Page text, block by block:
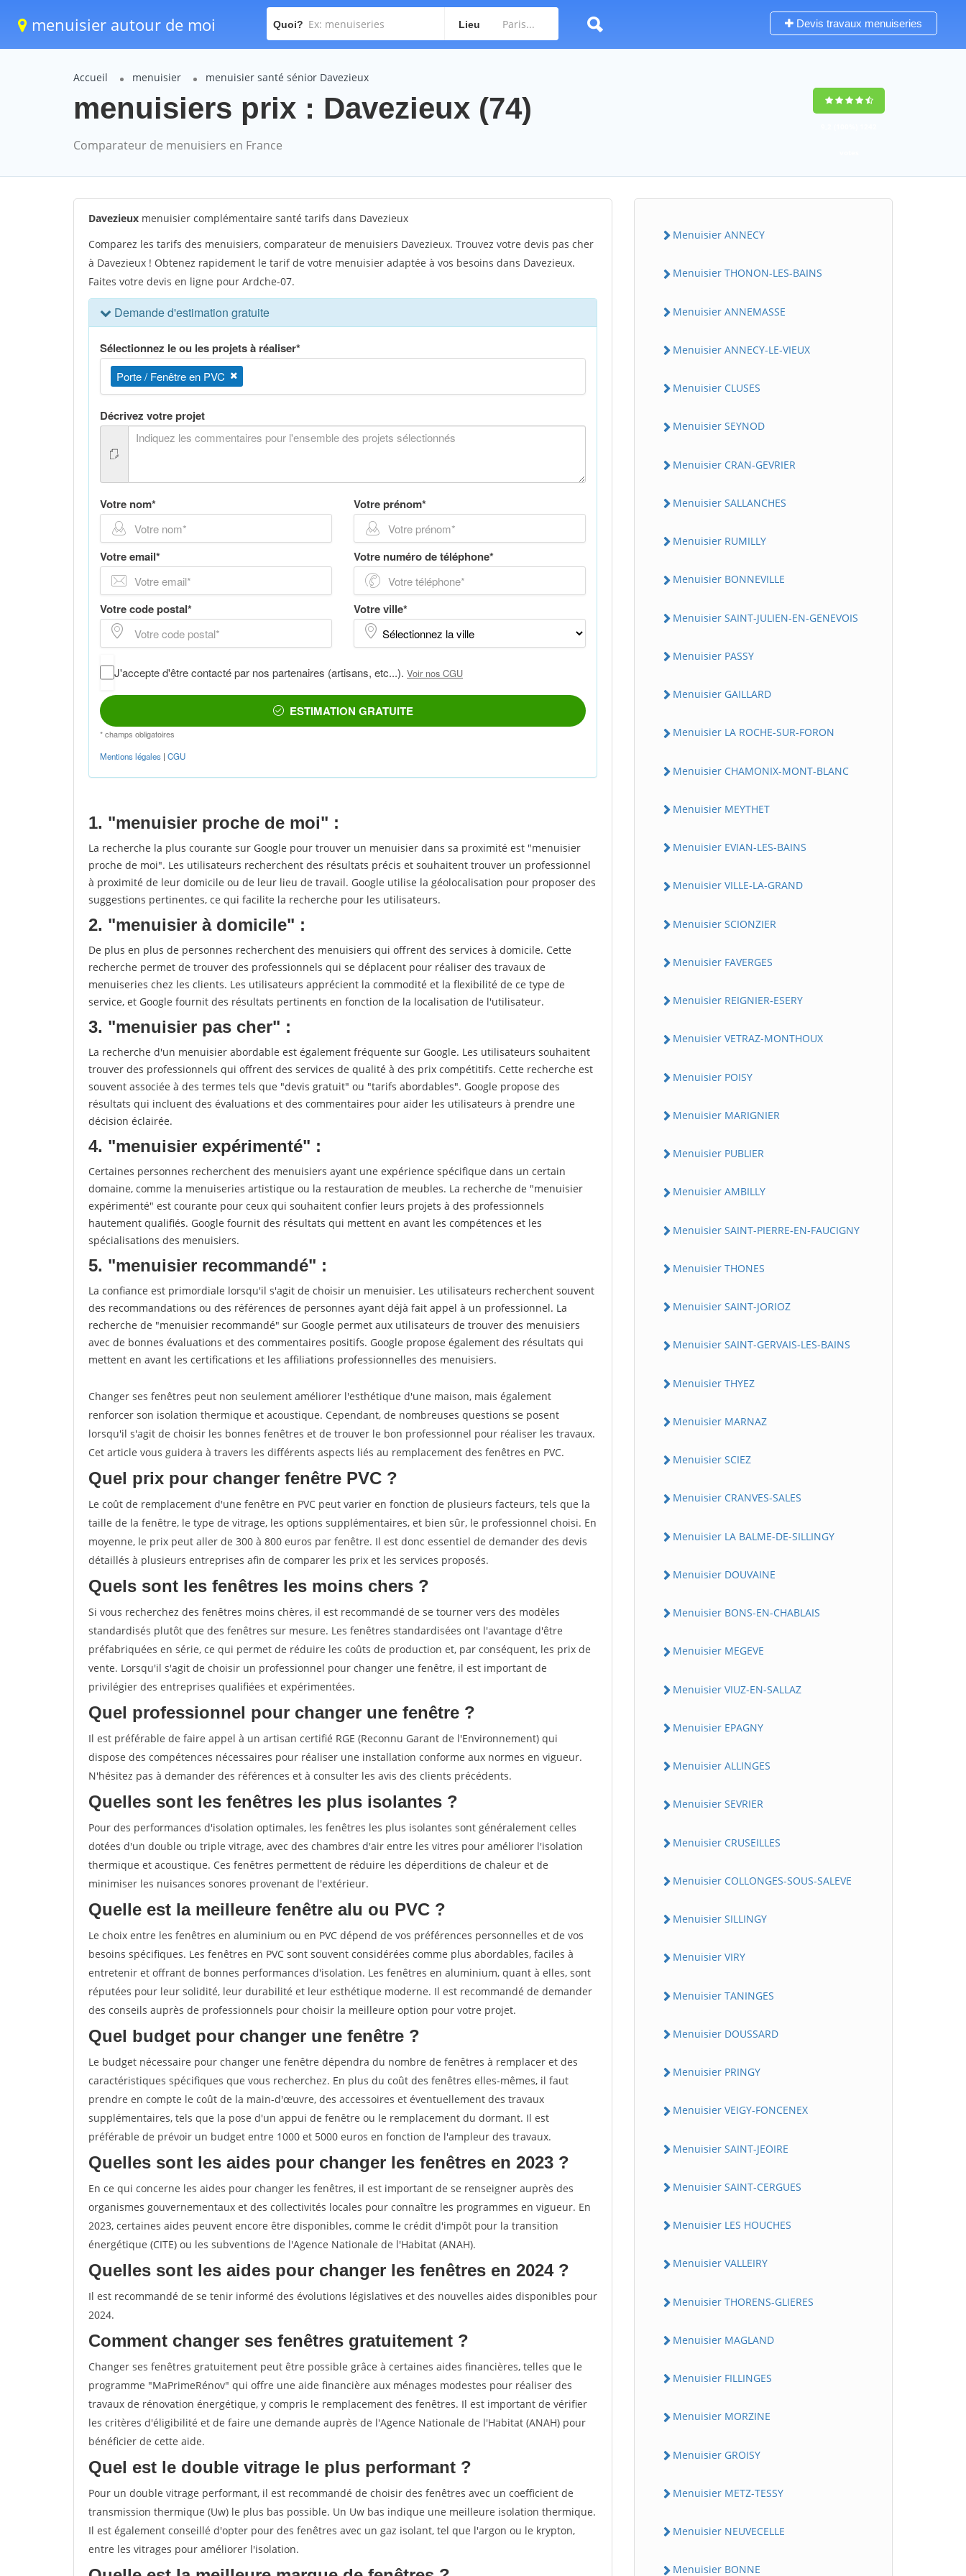
menuisier autour de moi Quoi? Lieu Devis travaux menuiseries
Accueil menuisier menuisier santé sénior Davezieux
menuisiers prix : Davezieux (74)
Comparateur de menuisiers en France
Davezieux menuisier complémentaire santé tarifs dans Davezieux
Comparez les tarifs des menuisiers, comparateur de menuisiers Davezieux. Trouvez votre devis pas cher
à Davezieux ! Obtenez rapidement le tarif de votre menuisier adaptée à vos besoins dans Davezieux.
Faites votre devis en ligne pour Ardche-07.
1. "menuisier proche de moi" :
La recherche la plus courante sur Google pour trouver un menuisier dans sa proximité est "menuisier
proche de moi". Les utilisateurs recherchent des résultats précis et souhaitent trouver un professionnel
à proximité de leur domicile ou de leur lieu de travail. Google utilise la géolocalisation pour proposer des
suggestions pertinentes, ce qui facilite la recherche pour les utilisateurs.
2. "menuisier à domicile" :
De plus en plus de personnes recherchent des menuisiers qui offrent des services à domicile. Cette
recherche permet de trouver des professionnels qui se déplacent pour réaliser des travaux de
menuiseries chez les clients. Les utilisateurs apprécient la commodité et la flexibilité de ce type de
service, et Google fournit des résultats pertinents en fonction de la localisation de l'utilisateur.
3. "menuisier pas cher" :
La recherche d'un menuisier abordable est également fréquente sur Google. Les utilisateurs souhaitent
trouver des professionnels qui offrent des services de qualité à des prix compétitifs. Cette recherche est
souvent associée à des termes tels que "devis gratuit" ou "tarifs abordables". Google propose des
résultats qui incluent des évaluations et des commentaires pour aider les utilisateurs à prendre une
décision éclairée.
4. "menuisier expérimenté" :
Certaines personnes recherchent des menuisiers ayant une expérience spécifique dans un certain
domaine, comme la menuiseries artistique ou la restauration de meubles. La recherche de "menuisier
expérimenté" est courante pour ceux qui souhaitent confier leurs projets à des professionnels
hautement qualifiés. Google fournit des résultats qui mettent en avant les compétences et les
spécialisations des menuisiers.
5. "menuisier recommandé" :
La confiance est primordiale lorsqu'il s'agit de choisir un menuisier. Les utilisateurs recherchent souvent
des recommandations ou des références de personnes ayant déjà fait appel à un professionnel. La
recherche de "menuisier recommandé" sur Google permet aux utilisateurs de trouver des menuisiers
avec de bonnes évaluations et des commentaires positifs. Google propose également des résultats qui
mettent en avant les certifications et les affiliations professionnelles des menuisiers.
Changer ses fenêtres peut non seulement améliorer l'esthétique d'une maison, mais également
renforcer son isolation thermique et acoustique. Cependant, de nombreuses questions se posent
lorsqu'il s'agit de choisir les bonnes fenêtres et de trouver le bon professionnel pour réaliser les travaux.
Cet article vous guidera à travers les différents aspects liés au remplacement des fenêtres en PVC.
Quel prix pour changer fenêtre PVC ?
Le coût de remplacement d'une fenêtre en PVC peut varier en fonction de plusieurs facteurs, tels que la
taille de la fenêtre, le type de vitrage, les options supplémentaires, et bien sûr, le professionnel choisi. En
moyenne, le prix peut aller de 300 à 800 euros par fenêtre. Il est donc essentiel de demander des devis
détaillés à plusieurs entreprises afin de comparer les prix et les services proposés.
Quels sont les fenêtres les moins chers ?
Si vous recherchez des fenêtres moins chères, il est recommandé de se tourner vers des modèles
standardisés plutôt que des fenêtres sur mesure. Les fenêtres standardisées ont l'avantage d'être
préfabriquées en série, ce qui permet de réduire les coûts de production et, par conséquent, les prix de
vente. Lorsqu'il s'agit de choisir un professionnel pour changer une fenêtre, il est important de
privilégier des entreprises qualifiées et expérimentées.
Quel professionnel pour changer une fenêtre ?
Il est préférable de faire appel à un artisan certifié RGE (Reconnu Garant de l'Environnement) qui
dispose des compétences nécessaires pour réaliser une installation conforme aux normes en vigueur.
N'hésitez pas à demander des références et à consulter les avis des clients précédents.
Quelles sont les fenêtres les plus isolantes ?
Pour des performances d'isolation optimales, les fenêtres les plus isolantes sont généralement celles
dotées d'un double ou triple vitrage, avec des chambres d'air entre les vitres pour améliorer l'isolation
thermique et acoustique. Ces fenêtres permettent de réduire les déperditions de chaleur et de
minimiser les nuisances sonores provenant de l'extérieur.
Quelle est la meilleure fenêtre alu ou PVC ?
Le choix entre les fenêtres en aluminium ou en PVC dépend de vos préférences personnelles et de vos
besoins spécifiques. Les fenêtres en PVC sont souvent considérées comme plus abordables, faciles à
entretenir et offrant de bonnes performances d'isolation. Les fenêtres en aluminium, quant à elles, sont
réputées pour leur solidité, leur durabilité et leur esthétique moderne. Il est recommandé de demander
des conseils auprès de professionnels pour choisir la meilleure option pour votre projet.
Quel budget pour changer une fenêtre ?
Le budget nécessaire pour changer une fenêtre dépendra du nombre de fenêtres à remplacer et des
caractéristiques spécifiques que vous recherchez. En plus du coût des fenêtres elles-mêmes, il faut
prendre en compte le coût de la main-d'œuvre, des accessoires et éventuellement des travaux
supplémentaires, tels que la pose d'un appui de fenêtre ou le remplacement du dormant. Il est
préférable de prévoir un budget entre 1000 et 5000 euros en fonction de l'ampleur des travaux.
Quelles sont les aides pour changer les fenêtres en 2023 ?
En ce qui concerne les aides pour changer les fenêtres, il est important de se renseigner auprès des
organismes gouvernementaux et des collectivités locales pour connaître les programmes en vigueur. En
2023, certaines aides peuvent encore être disponibles, comme le crédit d'impôt pour la transition
énergétique (CITE) ou les subventions de l'Agence Nationale de l'Habitat (ANAH).
Quelles sont les aides pour changer les fenêtres en 2024 ?
Il est recommandé de se tenir informé des évolutions législatives et des nouvelles aides disponibles pour
2024.
Comment changer ses fenêtres gratuitement ?
Changer ses fenêtres gratuitement peut être possible grâce à certaines aides financières, telles que le
programme "MaPrimeRénov" qui offre une aide financière aux ménages modestes pour réaliser des
travaux de rénovation énergétique, y compris le remplacement des fenêtres. Il est important de vérifier
les critères d'éligibilité et de faire une demande auprès de l'Agence Nationale de l'Habitat (ANAH) pour
bénéficier de cette aide.
Quel est le double vitrage le plus performant ?
Pour un double vitrage performant, il est recommandé de choisir des fenêtres avec un coefficient de
transmission thermique (Uw) le plus bas possible. Un Uw bas indique une meilleure isolation thermique.
Il est également conseillé d'opter pour des fenêtres avec un gaz isolant, tel que l'argon ou le krypton,
entre les vitrages pour améliorer l'isolation.
Menuisier ANNECY
Menuisier THONON-LES-BAINS
Menuisier ANNEMASSE
Menuisier ANNECY-LE-VIEUX
Menuisier CLUSES
Menuisier SEYNOD
Menuisier CRAN-GEVRIER
Menuisier SALLANCHES
Menuisier RUMILLY
Menuisier BONNEVILLE
Menuisier SAINT-JULIEN-EN-GENEVOIS
Menuisier PASSY
Menuisier GAILLARD
Menuisier LA ROCHE-SUR-FORON
Menuisier CHAMONIX-MONT-BLANC
Menuisier MEYTHET
Menuisier EVIAN-LES-BAINS
Menuisier VILLE-LA-GRAND
Menuisier SCIONZIER
Menuisier FAVERGES
Menuisier REIGNIER-ESERY
Menuisier VETRAZ-MONTHOUX
Menuisier POISY
Menuisier MARIGNIER
Menuisier PUBLIER
Menuisier AMBILLY
Menuisier SAINT-PIERRE-EN-FAUCIGNY
Menuisier THONES
Menuisier SAINT-JORIOZ
Menuisier SAINT-GERVAIS-LES-BAINS
Menuisier THYEZ
Menuisier MARNAZ
Menuisier SCIEZ
Menuisier CRANVES-SALES
Menuisier LA BALME-DE-SILLINGY
Menuisier DOUVAINE
Menuisier BONS-EN-CHABLAIS
Menuisier MEGEVE
Menuisier VIUZ-EN-SALLAZ
Menuisier EPAGNY
Menuisier ALLINGES
Menuisier SEVRIER
Menuisier CRUSEILLES
Menuisier COLLONGES-SOUS-SALEVE
Menuisier SILLINGY
Menuisier VIRY
Menuisier TANINGES
Menuisier DOUSSARD
Menuisier PRINGY
Menuisier VEIGY-FONCENEX
Menuisier SAINT-JEOIRE
Menuisier SAINT-CERGUES
Menuisier LES HOUCHES
Menuisier VALLEIRY
Menuisier THORENS-GLIERES
Menuisier MAGLAND
Menuisier FILLINGES
Menuisier MORZINE
Menuisier GROISY
Menuisier METZ-TESSY
Menuisier NEUVECELLE
Menuisier BONNE